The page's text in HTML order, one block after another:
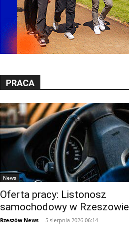
PRACA
News
Oferta pracy: Listonosz
samochodowy w Rzeszowie
Rzeszów News - 5 sierpnia 2026 06:14